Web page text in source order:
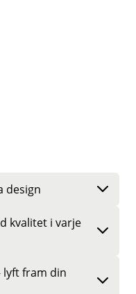
design
design
vi
produkter för det
kvalitet i varje
–med
lyft fram din